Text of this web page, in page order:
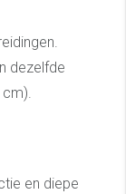
dezelfde
cm).
en diepe